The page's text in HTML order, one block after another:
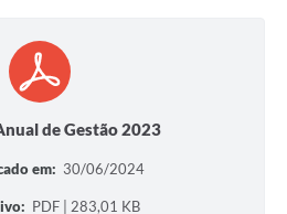
de Gestão 2023
em: 30/06/2024
PDF | 283,01 KB